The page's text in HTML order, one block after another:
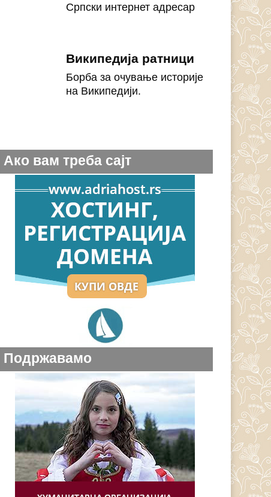
Српски интернет адресар
Википедија ратници
Борба за очување историје
на Википедији.
Ако вам треба сајт
Подржавамо